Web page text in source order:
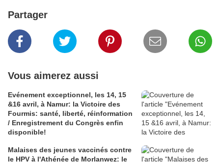
Partager
Vous aimerez aussi
Evénement exceptionnel, les 14, 15
&16 avril, à Namur: la Victoire des
Fourmis: santé, liberté, réinformation
/ Enregistrement du Congrès enfin
disponible!
Malaises des jeunes vaccinés contre
le HPV à l'Athénée de Morlanwez: le